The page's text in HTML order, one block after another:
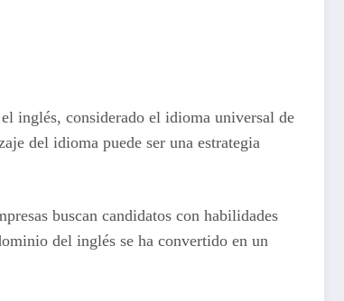
inglés, considerado el idioma universal de
del idioma puede ser una estrategia
buscan candidatos con habilidades
del inglés se ha convertido en un